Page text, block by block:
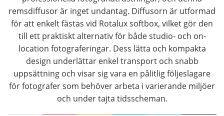
remsdiffusor är inget undantag. Diffusorn är utformad
för att enkelt fästas vid Rotalux softbox, vilket gör den
till ett praktiskt alternativ för både studio- och on-
location fotograferingar. Dess lätta och kompakta
design underlättar enkel transport och snabb
uppsättning och visar sig vara en pålitlig följeslagare
för fotografer som behöver arbeta i varierande miljöer
och under tajta tidsscheman.